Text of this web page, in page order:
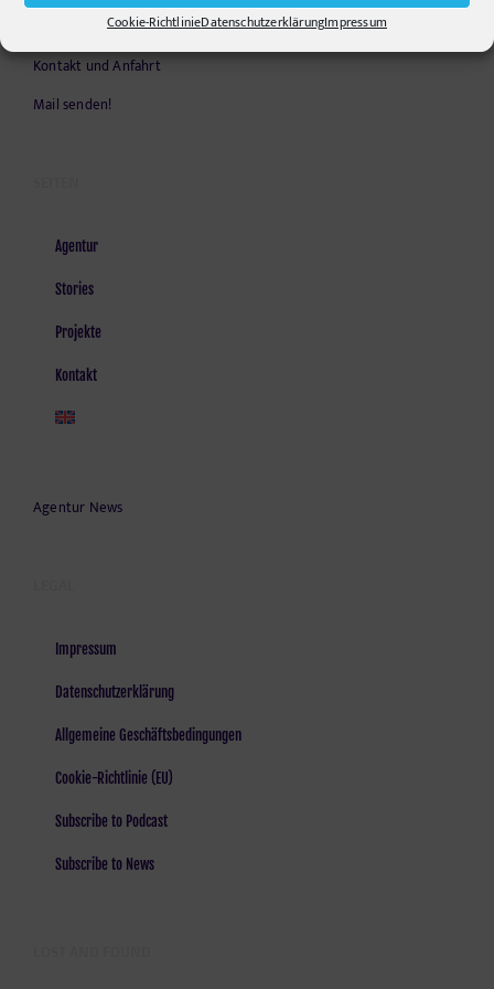
Cookie-RichtlinieDatenschutzerklärungImpressum
Monday - Friday, 9am - 6pm
Kontakt und Anfahrt
Mail senden!
Agentur
Stories
Projekte
Kontakt
Agentur News
Impressum
Datenschutzerklärung
Allgemeine Geschäftsbedingungen
Cookie-Richtlinie (EU)
Subscribe to Podcast
Subscribe to News